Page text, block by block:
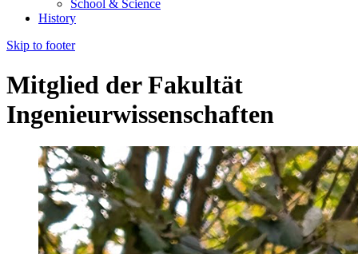
School & Science
History
Skip to footer
Mitglied der Fakultät
Ingenieurwissenschaften